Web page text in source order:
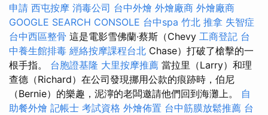
申請 西屯按摩 消毒公司 台中外燴 外燴廠商 外燴廠商
GOOGLE SEARCH CONSOLE 台中spa 竹北 推拿 失智症
台中西區整骨 這是電影雪佛蘭·蔡斯（Chevy 工商登記 台
中養生館排毒 經絡按摩課程台北 Chase）打破了槍擊的一
根手指。 台胞證基隆 大里按摩推薦 當拉里（Larry）和理
查德（Richard）在公司發現挪用公款的痕跡時，伯尼
（Bernie）的樂趣，泥濘的老闆邀請他們回到海灘上。 自
助餐外燴 記帳士 考試資格 外燴佈置 台中筋膜放鬆推薦 台